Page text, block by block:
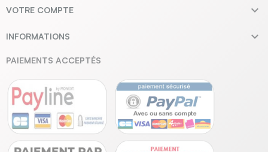
VOTRE COMPTE 
INFORMATIONS 
PAIEMENTS ACCEPTÉS